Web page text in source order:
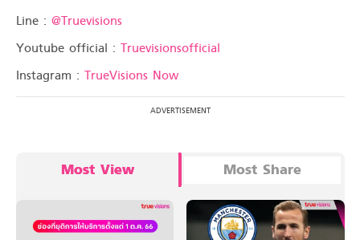
Line : @Truevisions
Youtube official : Truevisionsofficial
Instagram : TrueVisions Now
Most View Most Share